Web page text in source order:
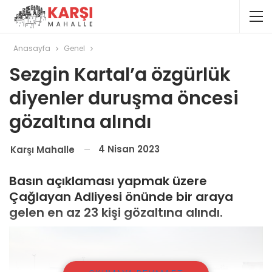
Anasayfa Genel
Sezgin Kartal’a özgürlük
diyenler duruşma öncesi
gözaltına alındı
Karşı Mahalle 4 Nisan 2023
Basın açıklaması yapmak üzere
Çağlayan Adliyesi önünde bir araya
gelen en az 23 kişi gözaltına alındı.